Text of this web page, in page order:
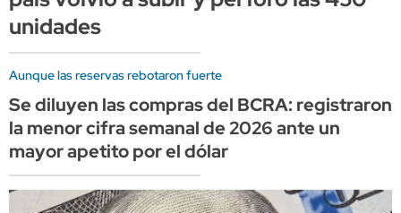
unidades
Aunque las reservas rebotaron fuerte
Se diluyen las compras del BCRA: registraron
la menor cifra semanal de 2026 ante un
mayor apetito por el dólar